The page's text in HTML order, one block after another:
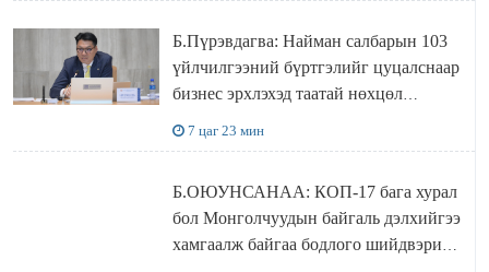
Б.Пүрэвдагва: Найман салбарын 103
үйлчилгээний бүртгэлийг цуцалснаар
бизнес эрхлэхэд таатай нөхцөл
7 цаг 23 мин
Б.ОЮУНСАНАА: КОП-17 бага хурал
бол Монголчуудын байгаль дэлхийгээ
хамгаалж байгаа бодлого шийдвэрийг